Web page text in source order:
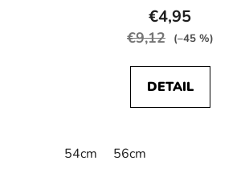
€4,95
€9,12 (–45 %)
DETAIL
54cm 56cm